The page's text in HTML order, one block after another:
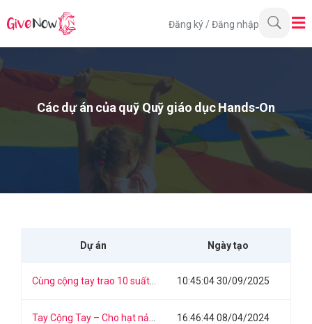
Đăng ký /Đăng nhập
Các dự án của quỹ Quỹ giáo dục Hands-On
Dự án Ngày tạo
Cùng cộng tay trao 10 suất học bổng cho các em học sinh vượt khó, học giỏi tại Đồng Tháp 10:45:04 30/09/2025
16:46:44 08/04/2024